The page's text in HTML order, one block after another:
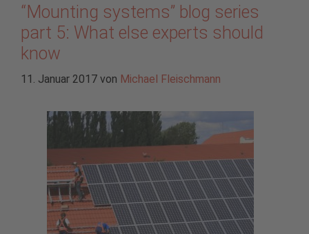
“Mounting systems” blog series
part 5: What else experts should
know
11. Januar 2017 von Michael Fleischmann